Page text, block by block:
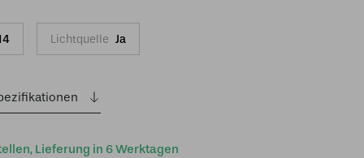
Lieferung in 6 Werktagen
Lichtquelle Ja